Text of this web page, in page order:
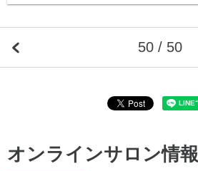
50 / 50
オンラインサロン情報